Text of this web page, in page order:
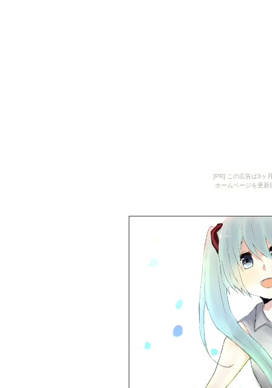
[PR] この広告は3ヶ
ホームページを更